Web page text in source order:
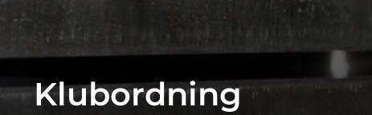
Klubordning